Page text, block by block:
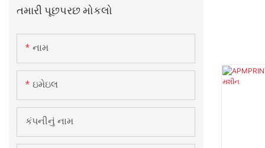
તમારી પૂછપરછ મોકલો
નામ
ઇમેઇલ
કંપનીનું નામ